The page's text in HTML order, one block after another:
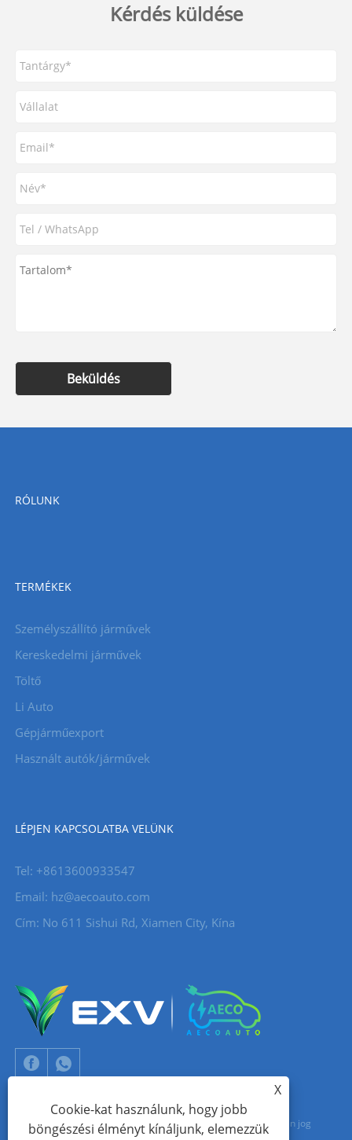
Kérdés küldése
Beküldés
RÓLUNK
TERMÉKEK
Személyszállító járművek
Kereskedelmi járművek
Töltő
Li Auto
Gépjárműexport
Használt autók/járművek
LÉPJEN KAPCSOLATBA VELÜNK
Tel: +8613600933547
Email: hz@aecoauto.com
Cím: No 611 Sishui Rd, Xiamen City, Kína
Copyright © 2024 Xiamen Aecoauto Technology Co., Ltd. Minden jog
X
Cookie-kat használunk, hogy jobb
böngészési élményt kínáljunk, elemezzük